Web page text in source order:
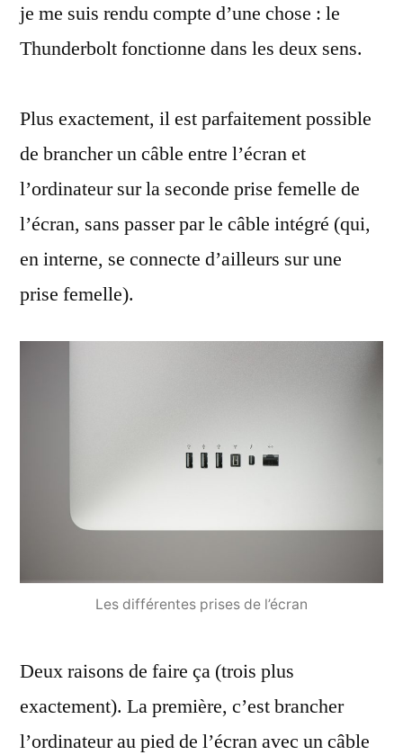
d’un
écran
je me suis rendu compte d’une chose : le
Thunderbolt fonctionne dans les deux sens.
Plus exactement, il est parfaitement possible
de brancher un câble entre l’écran et
l’ordinateur sur la seconde prise femelle de
l’écran, sans passer par le câble intégré (qui,
en interne, se connecte d’ailleurs sur une
prise femelle).
Les différentes prises de l’écran
Deux raisons de faire ça (trois plus
exactement). La première, c’est brancher
l’ordinateur au pied de l’écran avec un câble